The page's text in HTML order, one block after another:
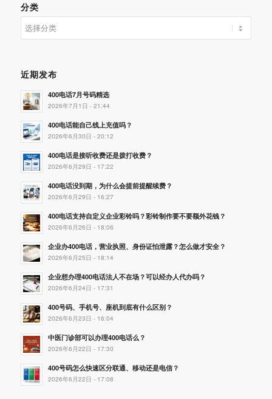
分类
类
近期发布
400电话7月号码精选
2026年7月1日 - 21:44
400电话能自己线上充值吗？
2026年6月30日 - 20:12
400电话是接听收费还是拨打收费？
2026年6月29日 - 17:22
400电话没到期，为什么会提前提醒续费？
2026年6月29日 - 16:27
400电话支持自定义企业彩铃吗？彩铃制作要不要额外花钱？
2026年6月26日 - 18:06
企业办400电话，营业执照、身份证怕泄露？怎么做才安全？
2026年6月25日 - 18:14
企业想办理400电话法人不在场？可以经办人代办吗？
2026年6月24日 - 17:31
400号码、手机号、座机到底有什么区别？
2026年6月23日 - 16:04
中医门诊部可以办理400电话么？
2026年6月22日 - 17:30
400号码怎么快速区分联通、移动还是电信？
2026年6月22日 - 17:08